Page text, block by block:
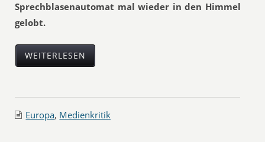
Sprechblasenautomat mal wieder in den Himmel
gelobt.
WEITERLESEN
Europa, Medienkritik